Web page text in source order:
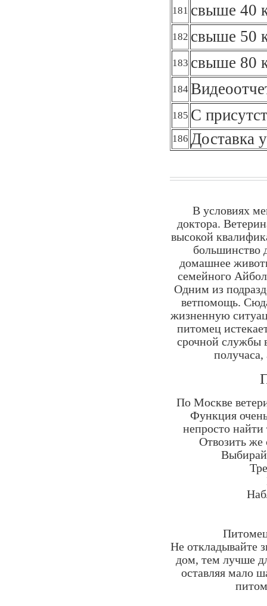
181 свыше 40
182 свыше 50
183 свыше 80
184
185 С
186 Доставка
В условиях
доктора.
высокой
большинство
домашнее
семейного
Одним из
ветпомощь.
жизненную
питомец
срочной службы
По Москве
Функция
непросто
Отвозить же
Не откладывайте
дом, тем лучше
оставляя мало